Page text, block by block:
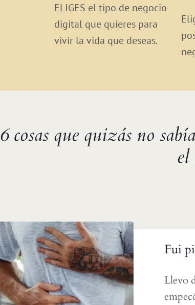
ELIGES el tipo de negocio
digital que quieres para
vivir la vida que deseas.
6 cosas que quizás no
Fui
Llevo